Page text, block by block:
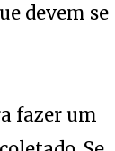
devem se
fazer um